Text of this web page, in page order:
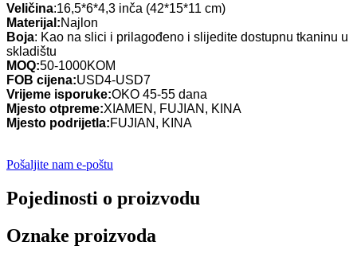
Veličina:16,5*6*4,3 inča (42*15*11 cm)
Materijal:Najlon
Boja: Kao na slici i prilagođeno i slijedite dostupnu tkaninu u
skladištu
MOQ:50-1000KOM
FOB cijena:USD4-USD7
Vrijeme isporuke:OKO 45-55 dana
Mjesto otpreme:XIAMEN, FUJIAN, KINA
Mjesto podrijetla:FUJIAN, KINA
Pošaljite nam e-poštu
Pojedinosti o proizvodu
Oznake proizvoda